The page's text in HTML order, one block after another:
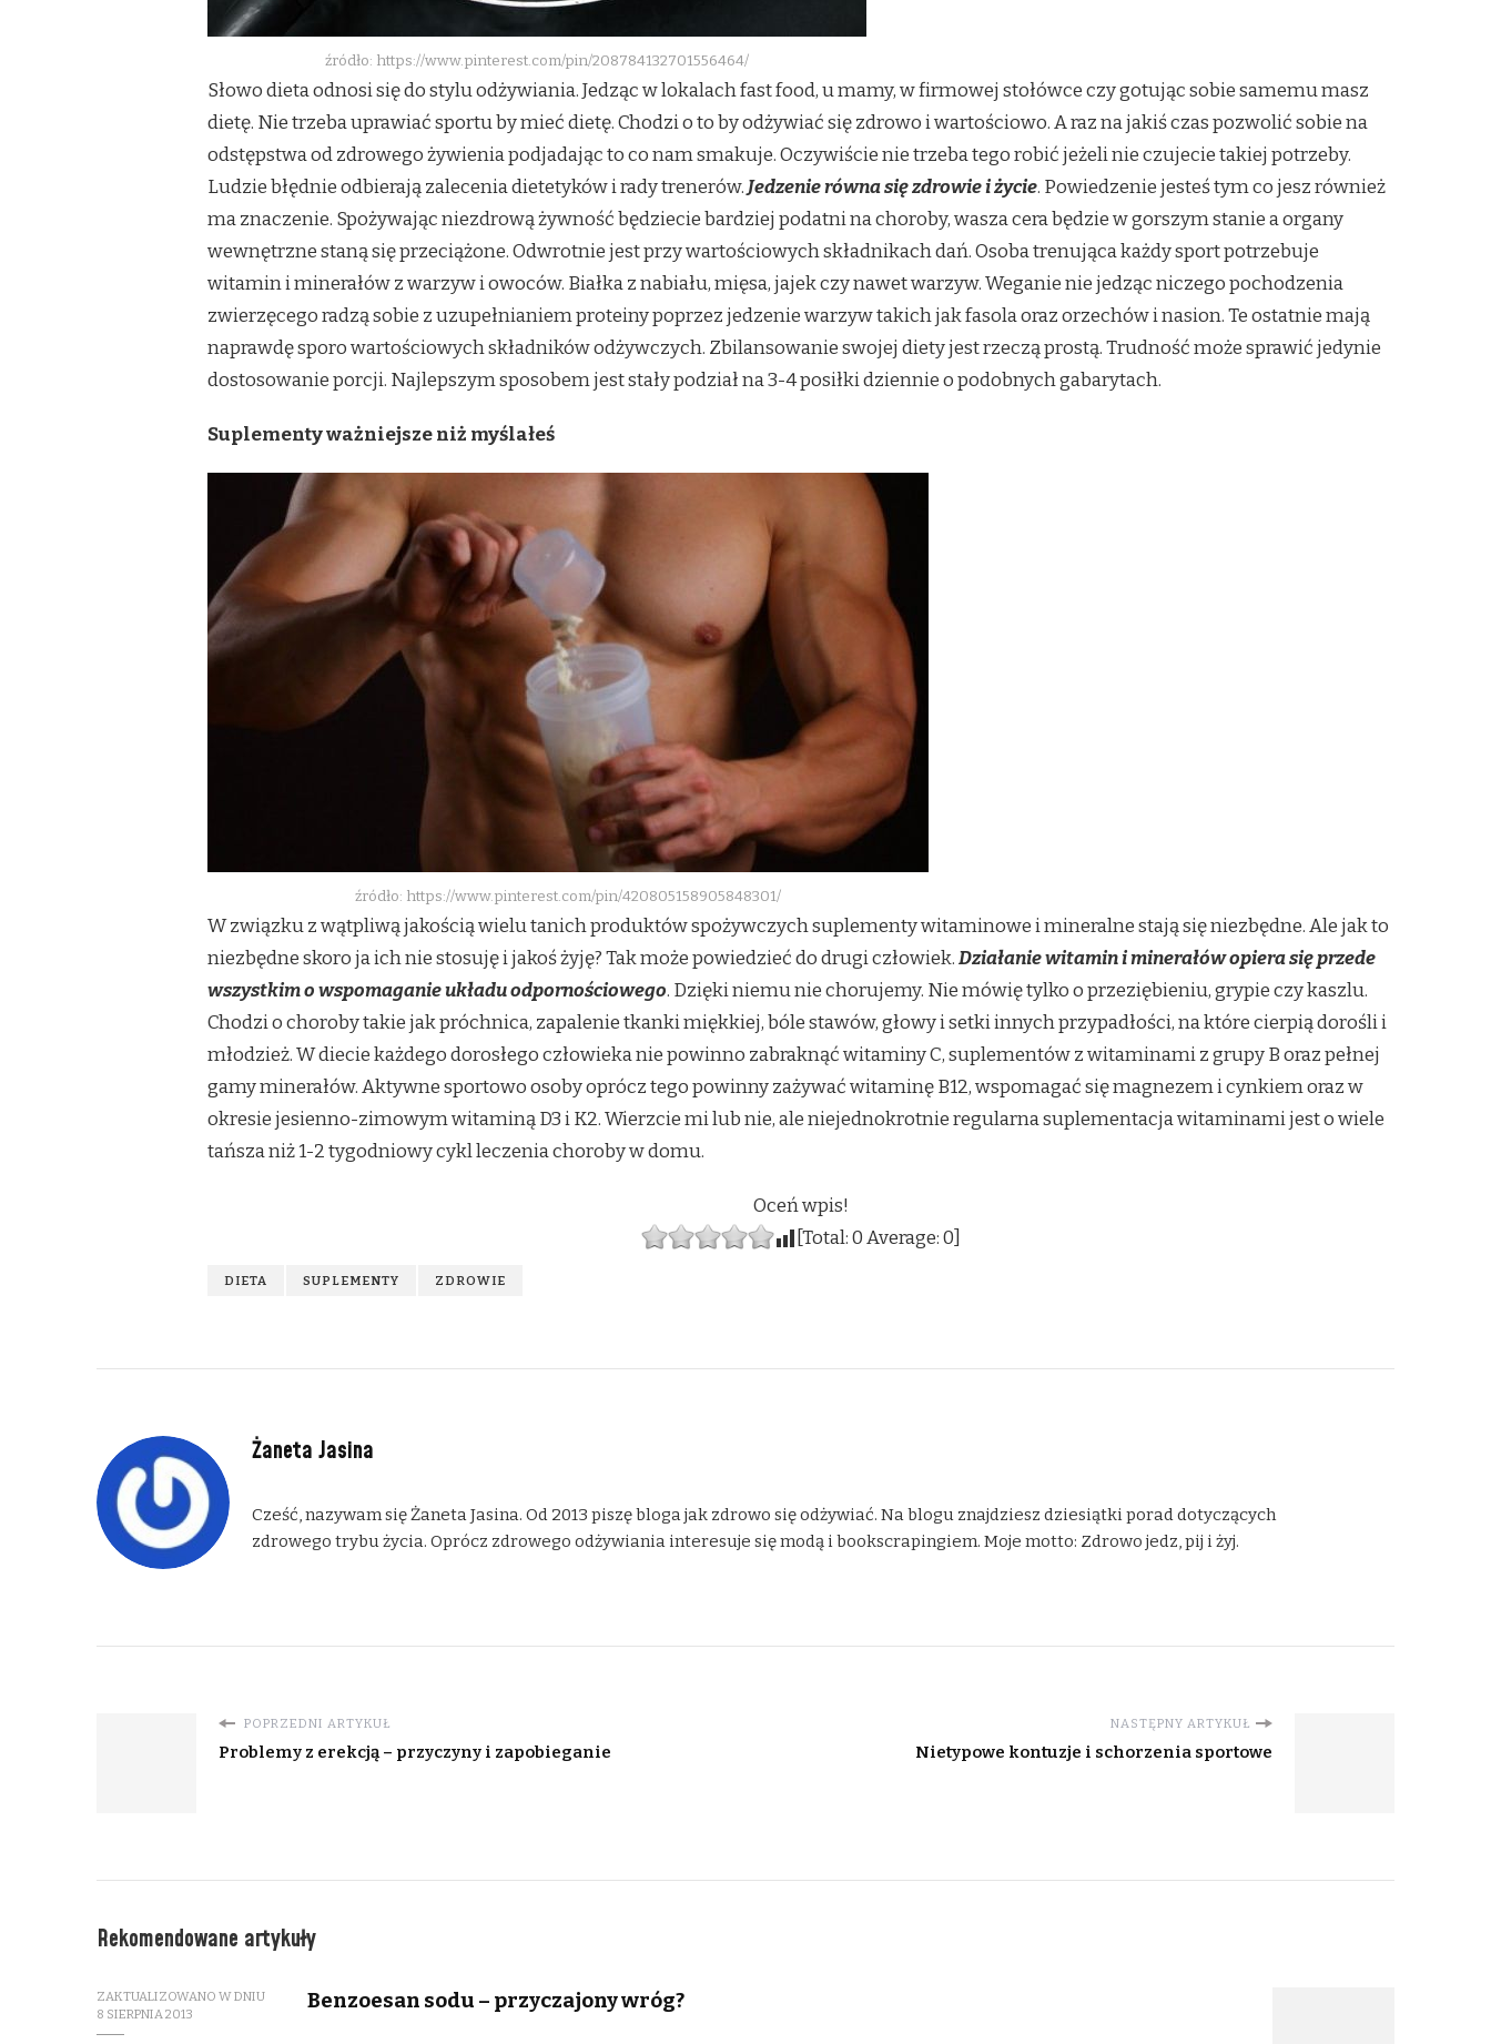
źródło: https://www.pinterest.com/pin/208784132701556464/
Słowo dieta odnosi się do stylu odżywiania. Jedząc w lokalach fast food, u mamy, w firmowej stołówce czy gotując sobie samemu masz
dietę. Nie trzeba uprawiać sportu by mieć dietę. Chodzi o to by odżywiać się zdrowo i wartościowo. A raz na jakiś czas pozwolić sobie na
odstępstwa od zdrowego żywienia podjadając to co nam smakuje. Oczywiście nie trzeba tego robić jeżeli nie czujecie takiej potrzeby.
Ludzie błędnie odbierają zalecenia dietetyków i rady trenerów.Jedzenie równa się zdrowie i życie. Powiedzenie jesteś tym co jesz również
ma znaczenie. Spożywając niezdrową żywność będziecie bardziej podatni na choroby, wasza cera będzie w gorszym stanie a organy
wewnętrzne staną się przeciążone. Odwrotnie jest przy wartościowych składnikach dań. Osoba trenująca każdy sport potrzebuje
witamin i minerałów z warzyw i owoców. Białka z nabiału, mięsa, jajek czy nawet warzyw. Weganie nie jedząc niczego pochodzenia
zwierzęcego radzą sobie z uzupełnianiem proteiny poprzez jedzenie warzyw takich jak fasola oraz orzechów i nasion. Te ostatnie mają
naprawdę sporo wartościowych składników odżywczych. Zbilansowanie swojej diety jest rzeczą prostą. Trudność może sprawić jedynie
dostosowanie porcji. Najlepszym sposobem jest stały podział na 3-4 posiłki dziennie o podobnych gabarytach.
Suplementy ważniejsze niż myślałeś
źródło: https://www.pinterest.com/pin/420805158905848301/
W związku z wątpliwą jakością wielu tanich produktów spożywczych suplementy witaminowe i mineralne stają się niezbędne. Ale jak to
niezbędne skoro ja ich nie stosuję i jakoś żyję? Tak może powiedzieć do drugi człowiek.Działanie witamin i minerałów opiera się przede
wszystkim o wspomaganie układu odpornościowego. Dzięki niemu nie chorujemy. Nie mówię tylko o przeziębieniu, grypie czy kaszlu.
Chodzi o choroby takie jak próchnica, zapalenie tkanki miękkiej, bóle stawów, głowy i setki innych przypadłości, na które cierpią dorośli i
młodzież. W diecie każdego dorosłego człowieka nie powinno zabraknąć witaminy C, suplementów z witaminami z grupy B oraz pełnej
gamy minerałów. Aktywne sportowo osoby oprócz tego powinny zażywać witaminę B12, wspomagać się magnezem i cynkiem oraz w
okresie jesienno-zimowym witaminą D3 i K2. Wierzcie mi lub nie, ale niejednokrotnie regularna suplementacja witaminami jest o wiele
tańsza niż 1-2 tygodniowy cykl leczenia choroby w domu.
Oceń wpis!
[Total:0Average:0]
DIETA SUPLEMENTY ZDROWIE
Żaneta Jasina
Cześć, nazywam się Żaneta Jasina. Od 2013 piszę bloga jak zdrowo się odżywiać. Na blogu znajdziesz dziesiątki porad dotyczących
zdrowego trybu życia. Oprócz zdrowego odżywiania interesuje się modą i bookscrapingiem. Moje motto: Zdrowo jedz, pij i żyj.
POPRZEDNI ARTYKUŁ
Problemy z erekcją – przyczyny i zapobieganie
NASTĘPNY ARTYKUŁ
Nietypowe kontuzje i schorzenia sportowe
Rekomendowane artykuły
ZAKTUALIZOWANO W DNIU
8 SIERPNIA 2013
Benzoesan sodu – przyczajony wróg?